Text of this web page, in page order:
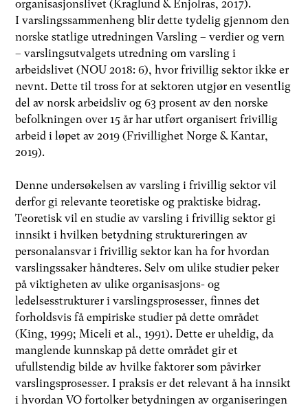
organisasjonslivet (Kraglund & Enjolras, 2017).
I varslingssammenheng blir dette tydelig gjennom den
norske statlige utredningen Varsling – verdier og vern
– varslingsutvalgets utredning om varsling i
arbeidslivet (NOU 2018: 6), hvor frivillig sektor ikke er
nevnt. Dette til tross for at sektoren utgjør en vesentlig
del av norsk arbeidsliv og 63 prosent av den norske
befolkningen over 15 år har utført organisert frivillig
arbeid i løpet av 2019 (Frivillighet Norge & Kantar,
2019).
Denne undersøkelsen av varsling i frivillig sektor vil
derfor gi relevante teoretiske og praktiske bidrag.
Teoretisk vil en studie av varsling i frivillig sektor gi
innsikt i hvilken betydning struktureringen av
personalansvar i frivillig sektor kan ha for hvordan
varslingssaker håndteres. Selv om ulike studier peker
på viktigheten av ulike organisasjons- og
ledelsesstrukturer i varslingsprosesser, finnes det
forholdsvis få empiriske studier på dette området
(King, 1999; Miceli et al., 1991). Dette er uheldig, da
manglende kunnskap på dette området gir et
ufullstendig bilde av hvilke faktorer som påvirker
varslingsprosesser. I praksis er det relevant å ha innsikt
i hvordan VO fortolker betydningen av organiseringen